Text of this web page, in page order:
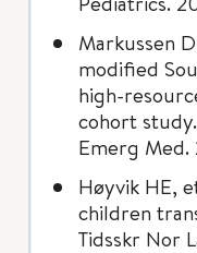
Markussen
modified
high-
cohort study.
Emerg Med.
Høyvik HE,
children
Tidsskr Nor